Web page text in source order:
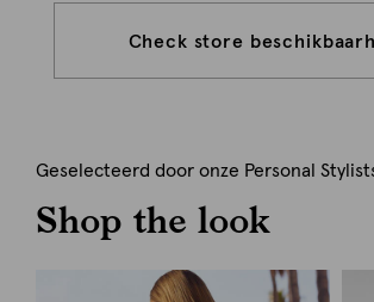
Check store
Geselecteerd door onze Personal
Shop the look